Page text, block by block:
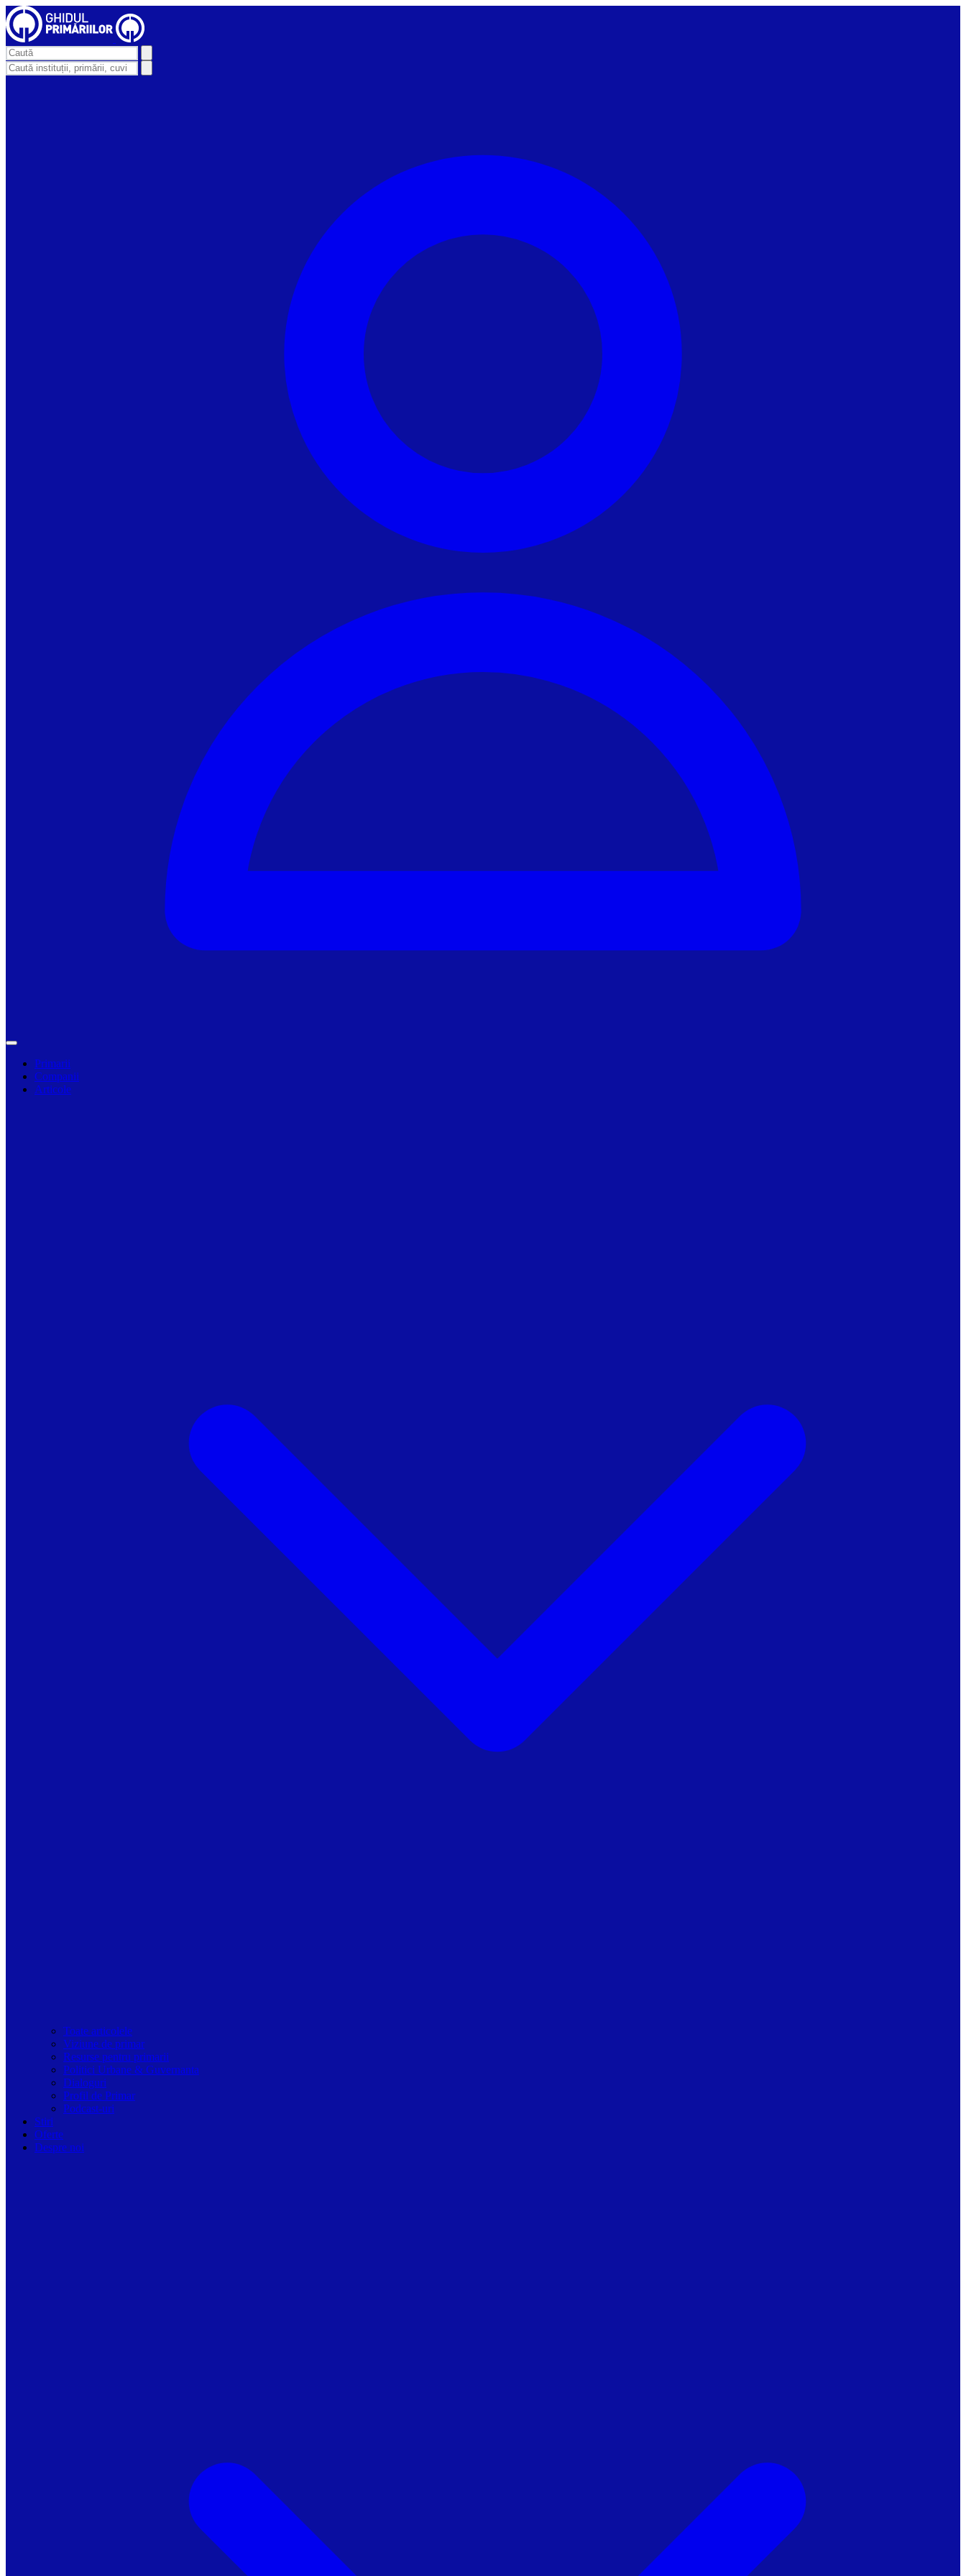
Primarii
Companii
Articole
Toate articolele
Viziune de primar
Resurse pentru primarii
Politici Urbane & Guvernanta
Dialoguri
Profil de Primar
Podcast-uri
Stiri
Oferte
Despre noi